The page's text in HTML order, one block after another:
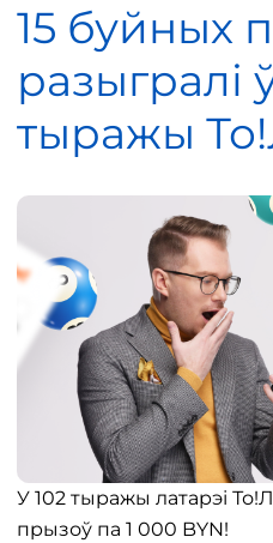
15 буйных
разыгралі
тыражы
У 102 тыражы латарэі
прызоў па 1 000 BYN!